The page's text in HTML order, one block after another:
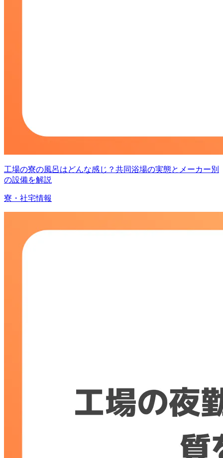
工場の寮の風呂はどんな感じ？共同浴場の実態とメーカー別
の設備を解説
寮・社宅情報